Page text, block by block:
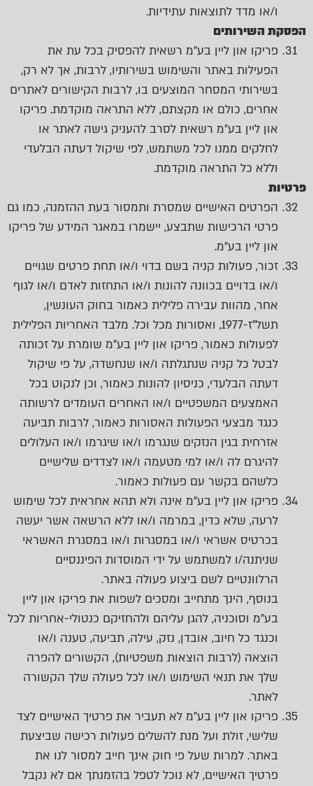
ו/או מדד לתוצאות עתידיות.
הפסקת השירותים
פריקו און ליין בע"מ רשאית להפסיק בכל עת את
הפעילות באתר והשימוש בשירותיו, לרבות, אך לא רק,
בשירותי המסחר המוצעים בו, לרבות הקישורים לאתרים
אחרים, כולם או מקצתם, ללא התראה מוקדמת. פריקו
און ליין בע"מ רשאית לסרב להעניק גישה לאתר או
לחלקים ממנו לכל משתמש, לפי שיקול דעתה הבלעדי
וללא כל התראה מוקדמת.
פרטיות
הפרטים האישיים שמסרת ותמסור בעת ההזמנה, כמו גם
פרטי הרכישות שתבצע, יישמרו במאגר המידע של פריקו
און ליין בע"מ.
זכור, פעולות קניה בשם בדוי ו/או תחת פרטים שגויים
ו/או בדויים בכוונה להונות ו/או התחזות לאדם ו/או לגוף
אחר, מהוות עבירה פלילית כאמור בחוק העונשין,
תשל"ז-1977, ואסורות מכל וכל. מלבד האחריות הפלילית
לפעולות כאמור, פריקו און ליין בע"מ שומרת על זכותה
לבטל כל קניה שנתגלתה ו/או שנחשדה, על פי שיקול
דעתה הבלעדי, כניסיון להונות כאמור, וכן לנקוט בכל
האמצעים המשפטיים ו/או האחרים העומדים לרשותה
כנגד מבצעי הפעולות האסורות כאמור, לרבות תביעה
אזרחית בגין הנזקים שנגרמו ו/או שיגרמו ו/או העלולים
להיגרם לה ו/או למי מטעמה ו/או לצדדים שלישיים
כלשהם בקשר עם פעולות כאמור.
פריקו און ליין בע"מ אינה ולא תהא אחראית לכל שימוש
לרעה, שלא כדין, במרמה ו/או ללא הרשאה אשר יעשה
בכרטיס אשראי ו/או במסגרות ו/או במסגרת האשראי
שניתנה/ו למשתמש על ידי המוסדות הפיננסיים
הרלוונטיים לשם ביצוע פעולה באתר.
בנוסף, הינך מתחייב ומסכים לשפות את פריקו און ליין
בע"מ וסוכניה, להגן עליהם ולהחזיקם כנטולי-אחריות לכל
וכנגד כל חיוב, אובדן, נזק, עילה, תביעה, טענה ו/או
הוצאה (לרבות הוצאות משפטיות), הקשורים להפרה
שלך את תנאי השימוש ו/או לכל פעולה שלך הקשורה
לאתר.
פריקו און ליין בע"מ לא תעביר את פרטיך האישיים לצד
שלישי, זולת ועל מנת להשלים פעולות רכישה שביצעת
באתר. למרות שעל פי חוק אינך חייב למסור לנו את
פרטיך האישיים, לא נוכל לטפל בהזמנתך אם לא נקבל